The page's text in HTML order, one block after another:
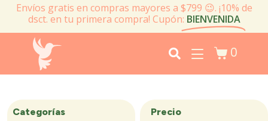
Envíos gratis en compras mayores a $799 😉. ¡10% de
dsct. en tu primera compra! Cupón: BIENVENIDA
0
Categorías Precio